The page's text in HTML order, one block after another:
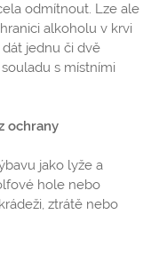
odmítnout. Lze ale
alkoholu v krvi
jednu či dvě
s místními
ochrany
jako lyže a
hole nebo
ztrátě nebo